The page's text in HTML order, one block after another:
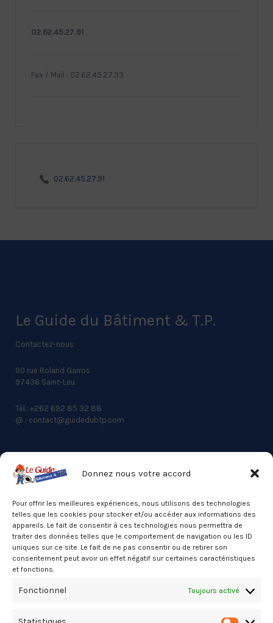
Donnez nous votre accord
Pour offrir les meilleures expériences, nous utilisons des technologies
telles que les cookies pour stocker et/ou accéder aux informations des
appareils. Le fait de consentir à ces technologies nous permettra de
traiter des données telles que le comportement de navigation ou les ID
uniques sur ce site. Le fait de ne pas consentir ou de retirer son
consentement peut avoir un effet négatif sur certaines caractéristiques
et fonctions.
Fonctionnel Toujours activé
02.62.45.27.91
Fax / Mail : 02.62.45.27.33
02.62.45.27.91
Le Guide du Bâtiment & T.P.
Contactez-nous
90 rue Roland Garros
97436 Saint-Leu
Tél.: +262 692 85 32 88
@ : contact@guidedubtp.com
ACCES RAPIDE
Actualités du BTP
Annuaire
Besoin d’un professionnel ?
Mentions légales